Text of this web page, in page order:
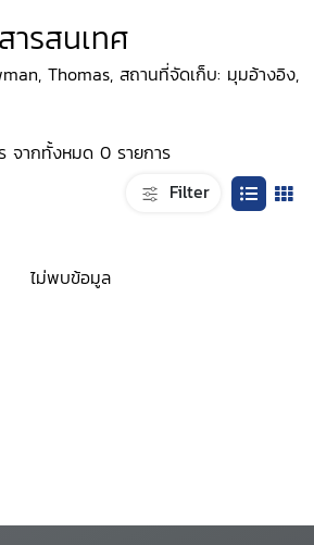
รสนเทศ
Thomas, สถานที่จัดเก็บ: มุมอ้างอิง,
จากทั้งหมด 0 รายการ
Filter
ไม่พบข้อมูล